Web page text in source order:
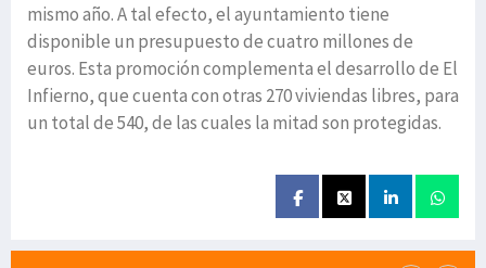
mismo año. A tal efecto, el ayuntamiento tiene
disponible un presupuesto de cuatro millones de
euros. Esta promoción complementa el desarrollo de El
Infierno, que cuenta con otras 270 viviendas libres, para
un total de 540, de las cuales la mitad son protegidas.